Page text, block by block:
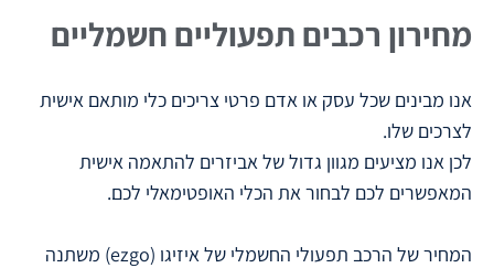
מחירון רכבים תפעוליים חשמליים
אנו מבינים שכל עסק או אדם פרטי צריכים כלי מותאם אישית
לצרכים שלו.
לכן אנו מציעים מגוון גדול של אביזרים להתאמה אישית
המאפשרים לכם לבחור את הכלי האופטימאלי לכם.
המחיר של הרכב תפעולי החשמלי של איזיגו (ezgo) משתנה